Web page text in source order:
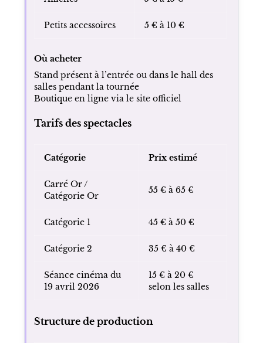
Mugs 15 € à 25 €
Livre / recueil Autour de 20 €
Affiches 5 € à 15 €
Petits accessoires
Où acheter
salles pendant la tournée
Boutique en ligne via le site officiel
Tarifs des spectacles
Carré Or /
55 € à 65 €
Catégorie 1 45 € à 50 €